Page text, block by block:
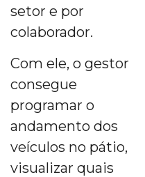
setor e por
colaborador.
Com ele, o gestor
consegue
programar o
andamento dos
veículos no pátio,
visualizar quais